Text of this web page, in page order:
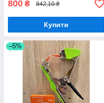
800 ₴ 842,10 ₴
Купити
–5%